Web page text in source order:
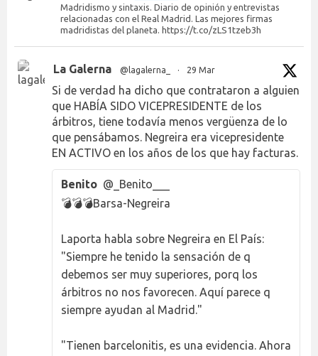
Madridismo y sintaxis. Diario de opinión y entrevistas
relacionadas con el Real Madrid. Las mejores firmas
madridistas del planeta. https://t.co/zLS1tzeb3h
La Galerna @lagalerna_ · 29 Mar
Si de verdad ha dicho que contrataron a alguien
que HABÍA SIDO VICEPRESIDENTE de los
árbitros, tiene todavía menos vergüenza de lo
que pensábamos. Negreira era vicepresidente
EN ACTIVO en los años de los que hay facturas.
Benito @_Benito___
💣💣💣Barsa-Negreira
Laporta habla sobre Negreira en El País:
"Siempre he tenido la sensación de q
debemos ser muy superiores, porq los
árbitros no nos favorecen. Aquí parece q
siempre ayudan al Madrid."
"Tienen barcelonitis, es una evidencia. Ahora